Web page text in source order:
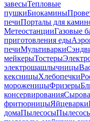
завесыТепловые
пушкиБиокамины
печиПорталы для
МетеостанцииГазовые
приготовления еды
печиМультиварки
мейкерыТостеры
электрошашлычницы
кексницыХлебопечки
мороженицыФризеры
консервирования
фритюрницыЯйцеварки
домаПылесосы